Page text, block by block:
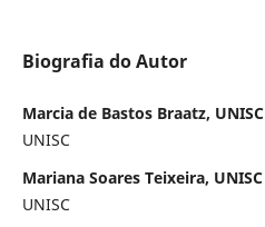
Biografia do Autor
Marcia de Bastos Braatz, UNISC
UNISC
Mariana Soares Teixeira, UNISC
UNISC